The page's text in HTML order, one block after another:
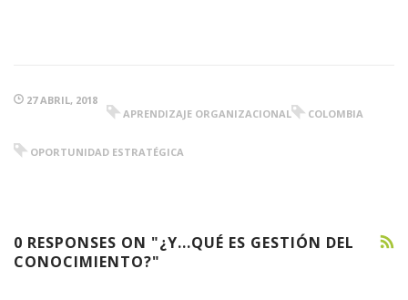
27 ABRIL, 2018
APRENDIZAJE ORGANIZACIONAL
COLOMBIA
OPORTUNIDAD ESTRATÉGICA
0 RESPONSES ON "¿Y...QUÉ ES GESTIÓN DEL
CONOCIMIENTO?"